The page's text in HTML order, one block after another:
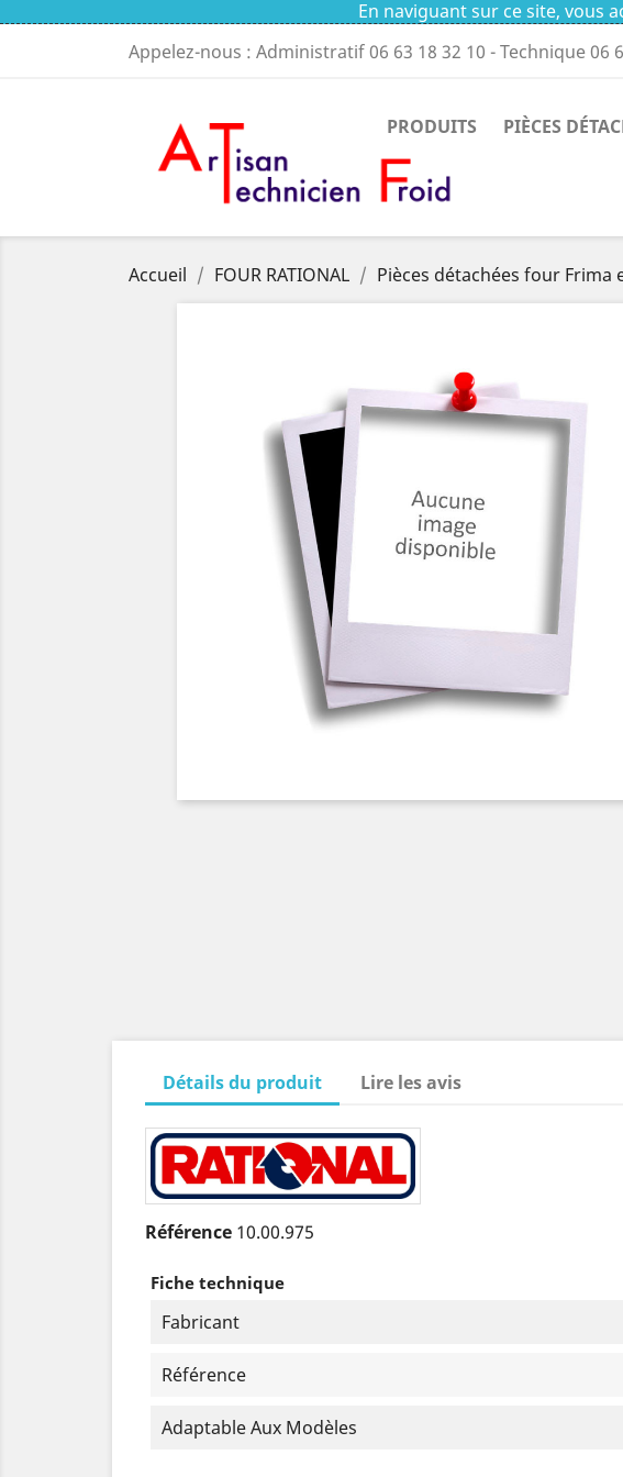
En naviguant sur ce site, vous
Appelez-nous : Administratif06 63 18 32 10 - Technique 06
PRODUITS PIÈCES
Accueil FOUR RATIONAL Pièces détachées four Frima
Détails du produit Lire les avis
Référence 10.00.975
Fiche technique
Fabricant
Référence
Adaptable Aux Modèles